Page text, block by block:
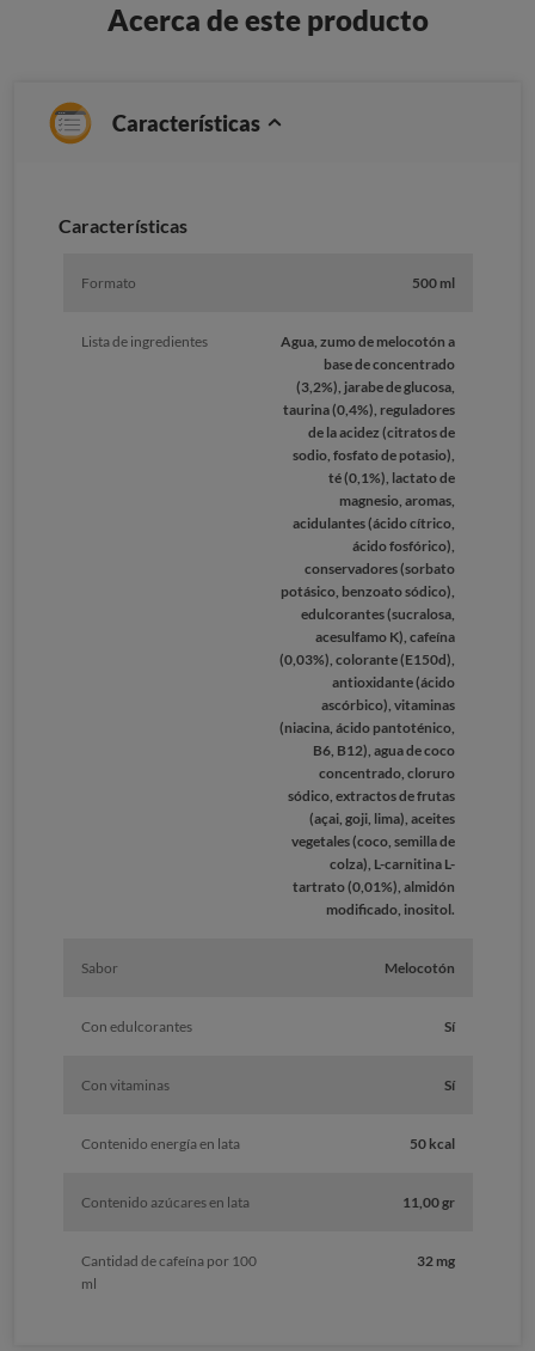
Acerca de este producto
Características
Caracterí­sticas
Formato 500 ml
Lista de ingredientes
Agua, zumo de melocotón a
base de concentrado
(3,2%), jarabe de glucosa,
taurina (0,4%), reguladores
de la acidez (citratos de
sodio, fosfato de potasio),
té (0,1%), lactato de
magnesio, aromas,
acidulantes (ácido cítrico,
ácido fosfórico),
conservadores (sorbato
potásico, benzoato sódico),
edulcorantes (sucralosa,
acesulfamo K), cafeína
(0,03%), colorante (E150d),
antioxidante (ácido
ascórbico), vitaminas
(niacina, ácido pantoténico,
B6, B12), agua de coco
concentrado, cloruro
sódico, extractos de frutas
(açai, goji, lima), aceites
vegetales (coco, semilla de
colza), L-carnitina L-
tartrato (0,01%), almidón
modificado, inositol.
Sabor Melocotón
Con edulcorantes Sí
Con vitaminas Sí
Contenido energía en lata 50 kcal
Contenido azúcares en lata 11,00 gr
Cantidad de cafeína por 100
ml
32 mg